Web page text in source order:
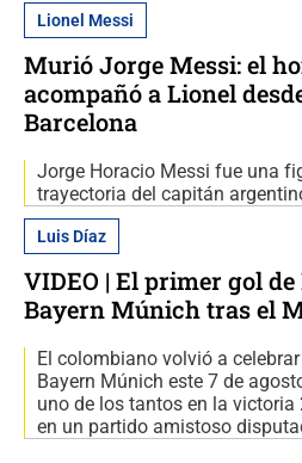
Lionel Messi
Murió Jorge Messi: el
acompañó a Lionel
Barcelona
Jorge Horacio Messi fue una
trayectoria del capitán
Luis Díaz
VIDEO | El primer gol
Bayern Múnich tras el
El colombiano volvió a
Bayern Múnich este 7 de
uno de los tantos en la victoria
en un partido amistoso